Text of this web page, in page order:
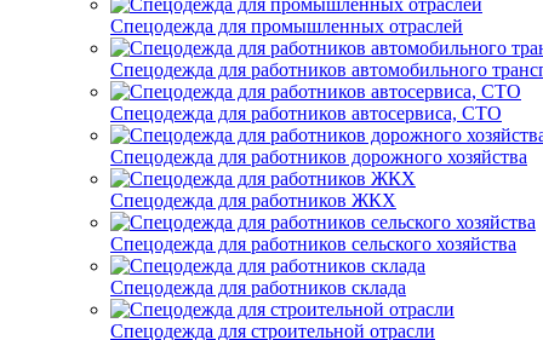
Спецодежда для промышленных отраслей
Спецодежда для работников автомобильного
Спецодежда для работников автосервиса, СТО
Спецодежда для работников дорожного хозяйства
Спецодежда для работников ЖКХ
Спецодежда для работников сельского хозяйства
Спецодежда для работников склада
Спецодежда для строительной отрасли